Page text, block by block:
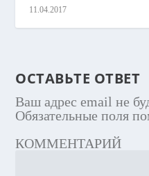
11.04.2017
ОСТАВЬТЕ ОТВЕТ
Ваш адрес email не
Обязательные поля
КОММЕНТАРИЙ